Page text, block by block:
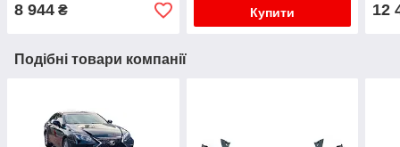
8 944 ₴ Купити 12
Подібні товари компанії